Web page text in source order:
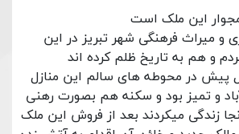
این ملک است
و میراث فرهنگی شهر تبریز در این
و هم به تاریخ ظلم کرده اند
35 سال پیش در محوطه های سالم این منازل
و تمیز بود و سکنه هم بصورت رهنی
زندگی میکردند بعد از فروش این ملک